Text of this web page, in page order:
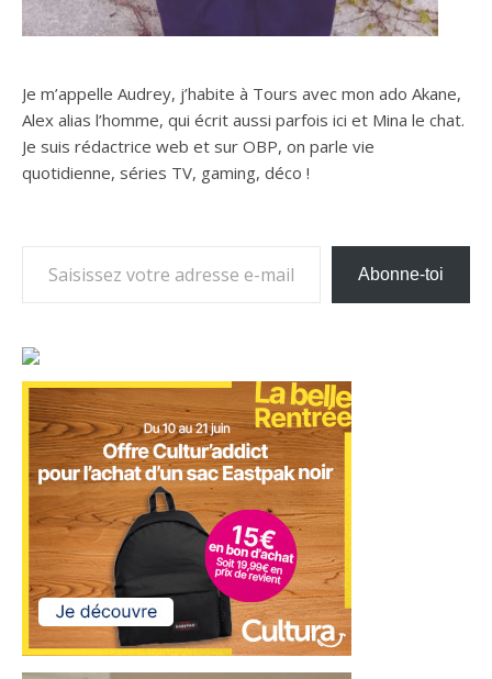
Je m’appelle Audrey, j’habite à Tours avec mon ado Akane,
Alex alias l’homme, qui écrit aussi parfois ici et Mina le chat.
Je suis rédactrice web et sur OBP, on parle vie
quotidienne, séries TV, gaming, déco !
Abonne-toi